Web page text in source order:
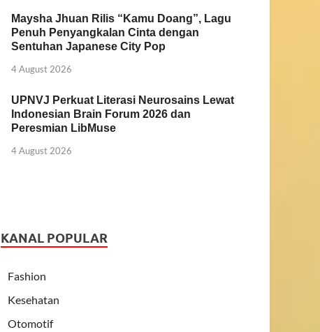
Maysha Jhuan Rilis “Kamu Doang”, Lagu
Penuh Penyangkalan Cinta dengan
Sentuhan Japanese City Pop
4 August 2026
UPNVJ Perkuat Literasi Neurosains Lewat
Indonesian Brain Forum 2026 dan
Peresmian LibMuse
4 August 2026
KANAL POPULAR
Fashion
Kesehatan
Otomotif